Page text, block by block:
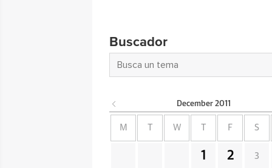
Buscador
December 2011
M W F S
1 2 3